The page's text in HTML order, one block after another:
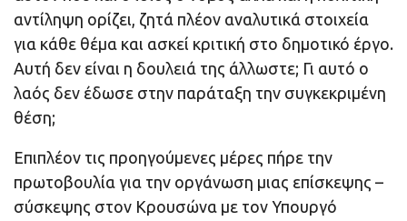
αντίληψη ορίζει, ζητά πλέον αναλυτικά στοιχεία
για κάθε θέμα και ασκεί κριτική στο δημοτικό έργο.
Αυτή δεν είναι η δουλειά της άλλωστε; Γι αυτό ο
λαός δεν έδωσε στην παράταξη την συγκεκριμένη
θέση;
Επιπλέον τις προηγούμενες μέρες πήρε την
πρωτοβουλία για την οργάνωση μιας επίσκεψης –
σύσκεψης στον Κρουσώνα με τον Υπουργό